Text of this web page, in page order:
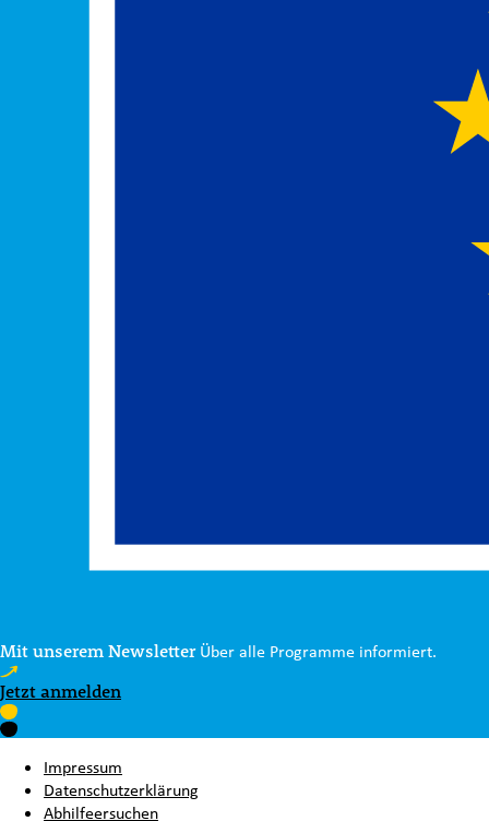
Mit unserem Newsletter Über alle Programme informiert.
Jetzt anmelden
Impressum
Datenschutzerklärung
Abhilfeersuchen